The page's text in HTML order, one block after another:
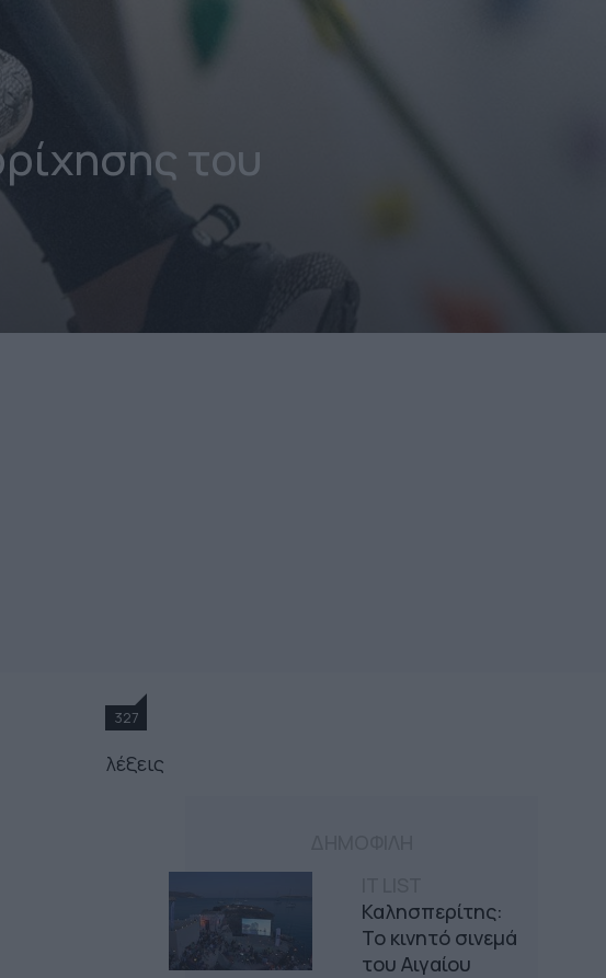
του
327
λέξεις
Καλησπερίτης:
Το κινητό σινεμά
του Αιγαίου